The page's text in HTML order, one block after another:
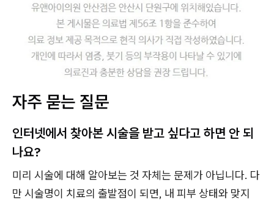
자주 묻는 질문
인터넷에서 찾아본 시술을 받고 싶다고 하면 안 되
나요?
미리 시술에 대해 알아보는 것 자체는 문제가 아닙니다. 다
만 시술명이 치료의 출발점이 되면, 내 피부 상태와 맞지